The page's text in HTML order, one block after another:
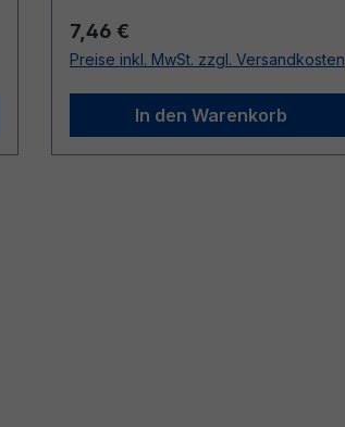
Regulärer Preis:
7,46 €
Preise inkl. MwSt. zzgl. Versandkosten
In den Warenkorb